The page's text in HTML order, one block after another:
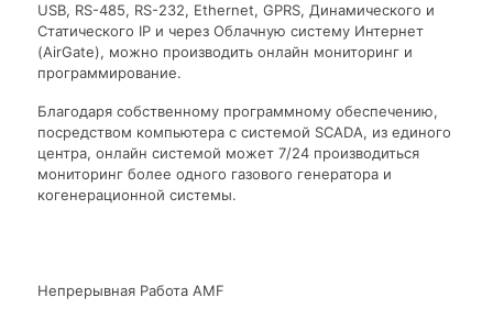
USB, RS-485, RS-232, Ethernet, GPRS, Динамического и
Статического IP и через Облачную систему Интернет
(AirGate), можно производить онлайн мониторинг и
программирование.
Благодаря собственному программному обеспечению,
посредством компьютера с системой SCADA, из единого
центра, онлайн системой может 7/24 производиться
мониторинг более одного газового генератора и
когенерационной системы.
Непрерывная Работа AMF